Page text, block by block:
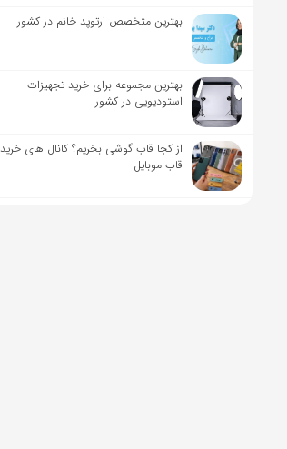
بهترین متخصص ارتوپد خانم در کشور
بهترین مجموعه برای خرید تجهیزات
استودیویی در کشور
از کجا قاب گوشی بخریم؟ کانال های خرید
قاب موبایل